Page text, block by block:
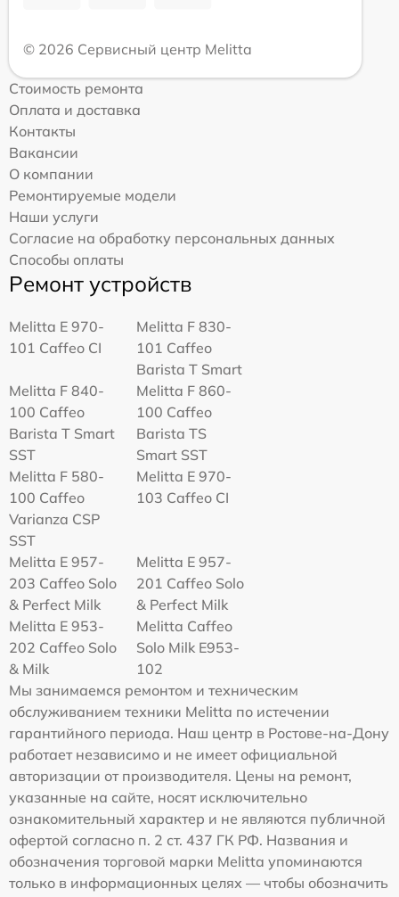
© 2026 Сервисный центр Melitta
Стоимость ремонта
Оплата и доставка
Контакты
Вакансии
О компании
Ремонтируемые модели
Наши услуги
Согласие на обработку персональных данных
Способы оплаты
Ремонт устройств
Melitta Е 970-
101 Caffeo CI
Melitta F 830-
101 Caffeo
Barista T Smart
Melitta F 840-
100 Caffeo
Barista T Smart
SST
Melitta F 860-
100 Caffeo
Barista TS
Smart SST
Melitta F 580-
100 Caffeo
Varianza CSP
SST
Melitta Е 970-
103 Caffeo CI
Melitta E 957-
203 Caffeo Solo
& Perfect Milk
Melitta E 957-
201 Caffeo Solo
& Perfect Milk
Melitta Е 953-
202 Caffeo Solo
& Milk
Melitta Caffeo
Solo Milk E953-
102
Мы занимаемся ремонтом и техническим
обслуживанием техники Melitta по истечении
гарантийного периода. Наш центр в Ростове-на-Дону
работает независимо и не имеет официальной
авторизации от производителя. Цены на ремонт,
указанные на сайте, носят исключительно
ознакомительный характер и не являются публичной
офертой согласно п. 2 ст. 437 ГК РФ. Названия и
обозначения торговой марки Melitta упоминаются
только в информационных целях — чтобы обозначить